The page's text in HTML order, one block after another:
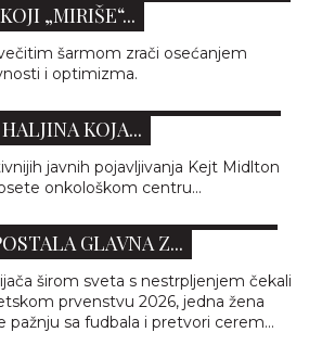
„MIRIŠE“...
šarmom zrači osećanjem
i optimizma.
KOJA...
javnih pojavljivanja Kejt Midlton
onkološkom centru...
GLAVNA Z...
širom sveta s nestrpljenjem čekali
prvenstvu 2026, jedna žena
pažnju sa fudbala i pretvori cerem...